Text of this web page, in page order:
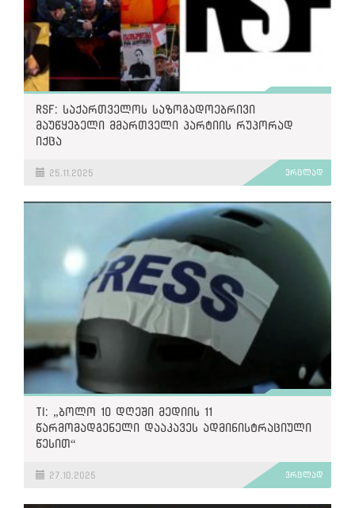
RSF: საქართველოს საზოგადოებრივი
მაუწყებელი მმართველი პარტიის რუპორად
იქცა
25.11.2025 ვრცლად
TI: „ბოლო 10 დღეში მედიის 11
წარმომადგენელი დააკავეს ადმინისტრაციული
წესით“
27.10.2025 ვრცლად